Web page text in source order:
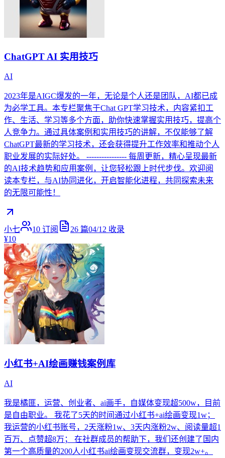
ChatGPT AI 实用技巧
AI
2023年是AIGC爆发的一年，无论是个人还是团队，AI都已成
为必学工具。本专栏聚焦于Chat GPT学习技术，内容紧扣工
作、生活、学习等多个方面，助你快速掌握实用技巧，提高个
人竞争力。通过具体案例和实用技巧的讲解，不仅能够了解
ChatGPT最新的学习技术，还会获得提升工作效率和推动个人
职业发展的实际好处。 ---------------- 每周更新，精心呈现最新
的AI技术趋势和应用案例，让您轻松跟上时代步伐。欢迎阅
读本专栏，与AI协同进化，开启智能化进程，共同探索未来
的无限可能性！
小七 10 订阅 26 篇04/12 收录
¥10
小红书+AI绘画赚钱案例库
AI
我是橘匪，运营、创业者、ai画手，自媒体变现超500w，目前
是自由职业。 我花了5天的时间通过小红书+ai绘画变现1w；
我运营的小红书账号，2天涨粉1w、3天内涨粉2w、阅读量超1
百万、点赞超8万； 在社群成员的帮助下，我们还创建了国内
第一个高质量的200人小红书ai绘画变现交流群，变现2w+。